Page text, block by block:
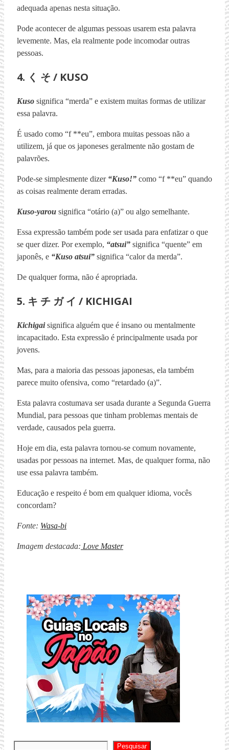
adequada apenas nesta situação.
Pode acontecer de algumas pessoas usarem esta palavra
levemente. Mas, ela realmente pode incomodar outras
pessoas.
4. く そ / KUSO
Kuso significa “merda” e existem muitas formas de utilizar
essa palavra.
É usado como “f **eu”, embora muitas pessoas não a
utilizem, já que os japoneses geralmente não gostam de
palavrões.
Pode-se simplesmente dizer “Kuso!” como “f **eu” quando
as coisas realmente deram erradas.
Kuso-yarou significa “otário (a)” ou algo semelhante.
Essa expressão também pode ser usada para enfatizar o que
se quer dizer. Por exemplo, “atsui” significa “quente” em
japonês, e “Kuso atsui” significa “calor da merda”.
De qualquer forma, não é apropriada.
5. キ チ ガ イ / KICHIGAI
Kichigaisignifica alguém que é insano ou mentalmente
incapacitado. Esta expressão é principalmente usada por
jovens.
Mas, para a maioria das pessoas japonesas, ela também
parece muito ofensiva, como “retardado (a)”.
Esta palavra costumava ser usada durante a Segunda Guerra
Mundial, para pessoas que tinham problemas mentais de
verdade, causados pela guerra.
Hoje em dia, esta palavra tornou-se comum novamente,
usadas por pessoas na internet. Mas, de qualquer forma, não
use essa palavra também.
Educação e respeito é bom em qualquer idioma, vocês
concordam?
Fonte: Wasa-bi
Imagem destacada: Love Master
Pesquisar